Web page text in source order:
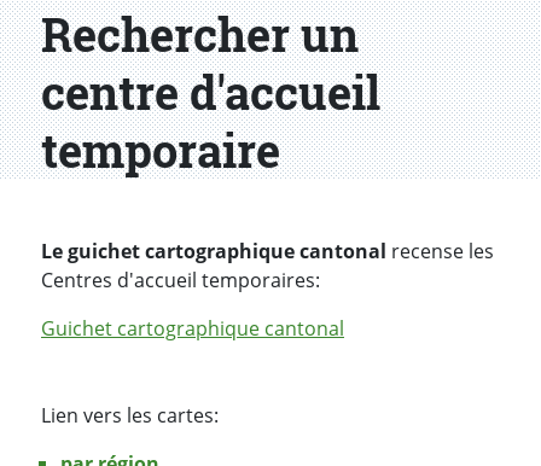
Rechercher un
centre d'accueil
temporaire
Le guichet cartographique cantonal recense les
Centres d'accueil temporaires:
Guichet cartographique cantonal
Lien vers les cartes: